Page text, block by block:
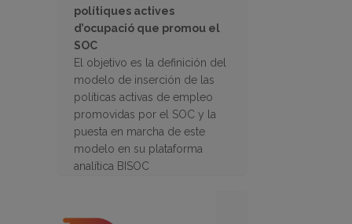
polítiques actives
d’ocupació que promou el
SOC
El objetivo es la definición del
modelo de inserción de las
políticas activas de empleo
promovidas por el SOC y la
puesta en marcha de este
modelo en su plataforma
analítica BISOC